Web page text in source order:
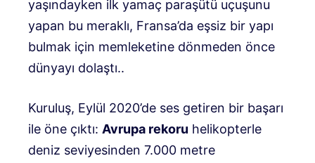
yaşındayken ilk yamaç paraşütü uçuşunu
yapan bu meraklı, Fransa’da eşsiz bir yapı
bulmak için memleketine dönmeden önce
dünyayı dolaştı..
Kuruluş, Eylül 2020’de ses getiren bir başarı
ile öne çıktı: Avrupa rekoru helikopterle
deniz seviyesinden 7.000 metre